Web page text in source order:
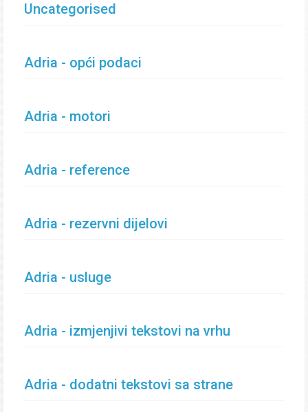
Uncategorised
Adria - opći podaci
Adria - motori
Adria - reference
Adria - rezervni dijelovi
Adria - usluge
Adria - izmjenjivi tekstovi na vrhu
Adria - dodatni tekstovi sa strane